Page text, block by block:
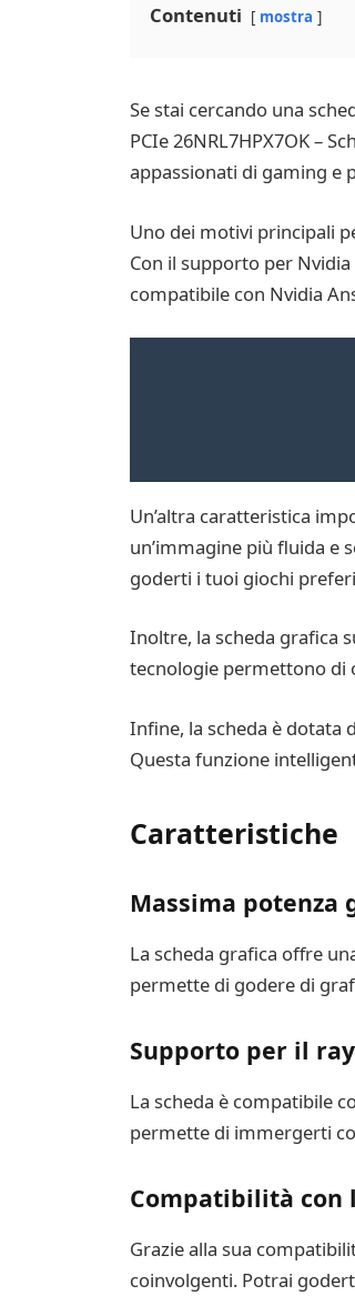
Contenuti mostra
Se stai cercando una
PCIe 26NRL7HPX7OK –
appassionati di gaming e
Uno dei motivi principali
Con il supporto per
compatibile con Nvidia
Un’altra caratteristica
un’immagine più fluida e
goderti i tuoi giochi
Inoltre, la scheda grafica
tecnologie permettono di
Infine, la scheda è dotata
Questa funzione
Caratteristiche
Massima potenza
La scheda grafica offre
permette di godere di
Supporto per il
La scheda è compatibile
permette di immergerti
Compatibilità
Grazie alla sua
coinvolgenti. Potrai